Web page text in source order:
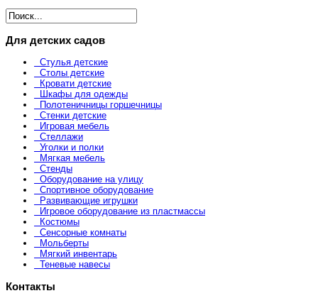
Для детских садов
Стулья детские
Столы детские
Кровати детские
Шкафы для одежды
Полотеничницы горшечницы
Стенки детские
Игровая мебель
Стеллажи
Уголки и полки
Мягкая мебель
Стенды
Оборудование на улицу
Спортивное оборудование
Развивающие игрушки
Игровое оборудование из пластмассы
Костюмы
Сенсорные комнаты
Мольберты
Мягкий инвентарь
Теневые навесы
Контакты